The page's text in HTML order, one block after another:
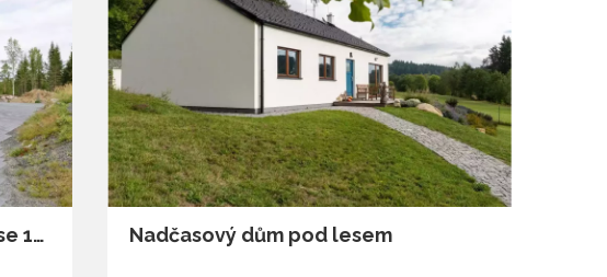
Dřevěný dům KONTIO Glasshouse 150 Nadčasový dům pod lesem